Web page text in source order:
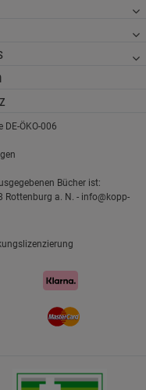
ÖKO-006
Bücher ist:
Rottenburg a. N. - info@kopp-